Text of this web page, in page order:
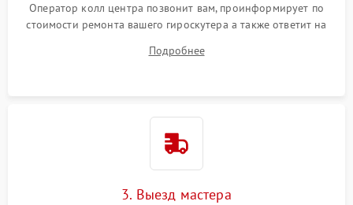
Оператор колл центра позвонит вам, проинформирует по
стоимости ремонта вашего гироскутера а также ответит на
Подробнее
3. Выезд мастера